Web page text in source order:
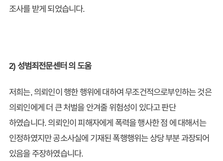
조사를 받게 되었습니다.
2) 성범죄전문센터 의 도움
저희는, 의뢰인이 행한 행위에 대하여 무조건적으로부인하는 것은
의뢰인에게 더 큰 처벌을 안겨줄 위험성이 있다고 판단
하였습니다. 의뢰인이 피해자에게 폭력을 행사한 점 에 대해서는
인정하였지만 공소사실에 기재된 폭행행위는 상당 부분 과장되어
있음을 주장하였습니다.